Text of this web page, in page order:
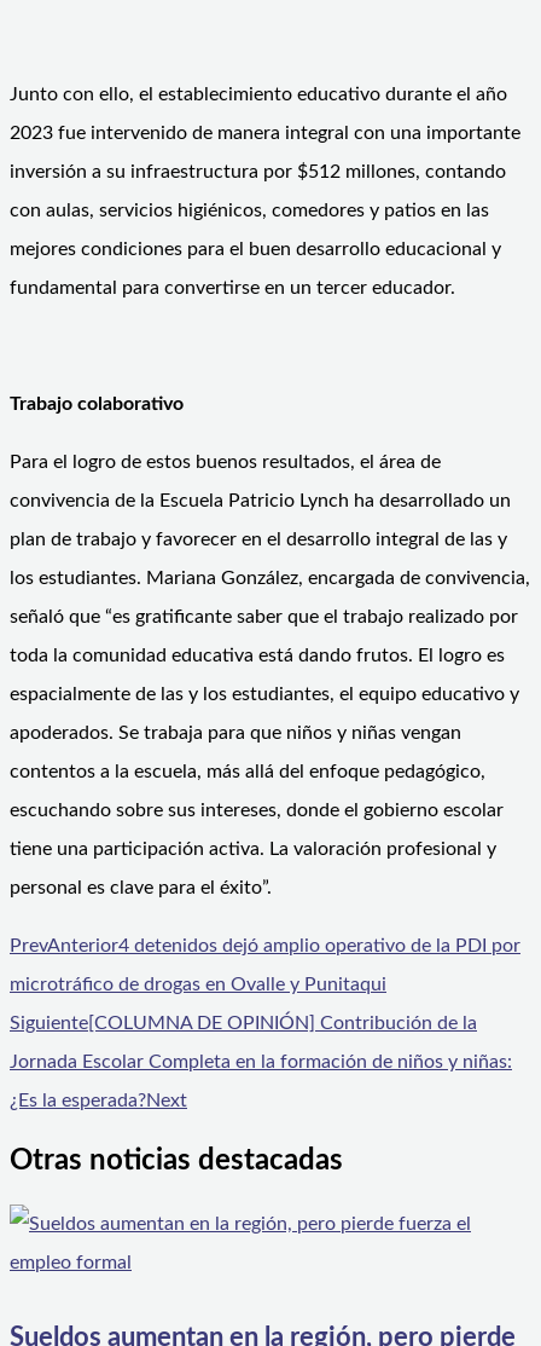
Junto con ello, el establecimiento educativo durante el año
2023 fue intervenido de manera integral con una importante
inversión a su infraestructura por $512 millones, contando
con aulas, servicios higiénicos, comedores y patios en las
mejores condiciones para el buen desarrollo educacional y
fundamental para convertirse en un tercer educador.
Trabajo colaborativo
Para el logro de estos buenos resultados, el área de
convivencia de la Escuela Patricio Lynch ha desarrollado un
plan de trabajo y favorecer en el desarrollo integral de las y
los estudiantes. Mariana González, encargada de convivencia,
señaló que “es gratificante saber que el trabajo realizado por
toda la comunidad educativa está dando frutos. El logro es
espacialmente de las y los estudiantes, el equipo educativo y
apoderados. Se trabaja para que niños y niñas vengan
contentos a la escuela, más allá del enfoque pedagógico,
escuchando sobre sus intereses, donde el gobierno escolar
tiene una participación activa. La valoración profesional y
personal es clave para el éxito”.
PrevAnterior4 detenidos dejó amplio operativo de la PDI por
microtráfico de drogas en Ovalle y Punitaqui
Siguiente[COLUMNA DE OPINIÓN] Contribución de la
Jornada Escolar Completa en la formación de niños y niñas:
¿Es la esperada?Next
Otras noticias destacadas
Sueldos aumentan en la región, pero pierde